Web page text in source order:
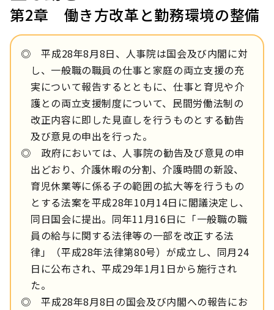
第2章 働き方改革と勤務環境の整備
◎ 平成28年8月8日、人事院は国会及び内閣に対
し、一般職の職員の仕事と家庭の両立支援の充
実について報告するとともに、仕事と育児や介
護との両立支援制度について、民間労働法制の
改正内容に即した見直しを行うものとする勧告
及び意見の申出を行った。
◎ 政府においては、人事院の勧告及び意見の申
出どおり、介護休暇の分割、介護時間の新設、
育児休業等に係る子の範囲の拡大等を行うもの
とする法案を平成28年10月14日に閣議決定し、
同日国会に提出。同年11月16日に「一般職の職
員の給与に関する法律等の一部を改正する法
律」（平成28年法律第80号）が成立し、同月24
日に公布され、平成29年1月1日から施行され
た。
◎ 平成28年8月8日の国会及び内閣への報告にお